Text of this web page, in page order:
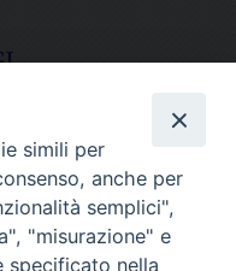
simili per
anche per
semplici",
"misurazione" e
specificato nella